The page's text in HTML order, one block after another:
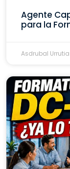
Agente
para la
Asdrubal Urrutia